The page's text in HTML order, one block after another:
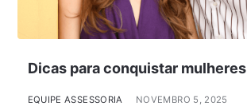
Dicas para conquistar mulheres
EQUIPE ASSESSORIA NOVEMBRO 5, 2025